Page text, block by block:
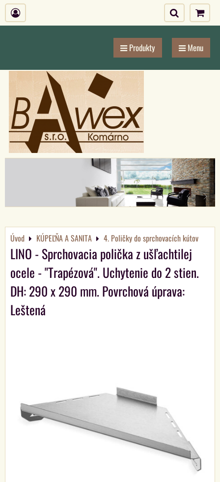
Produkty Menu
Úvod KÚPEĽŇA A SANITA 4. Poličky do sprchovacích kútov
LINO - Sprchovacia polička z ušľachtilej
ocele - "Trapézová". Uchytenie do 2 stien.
DH: 290 x 290 mm. Povrchová úprava:
Leštená